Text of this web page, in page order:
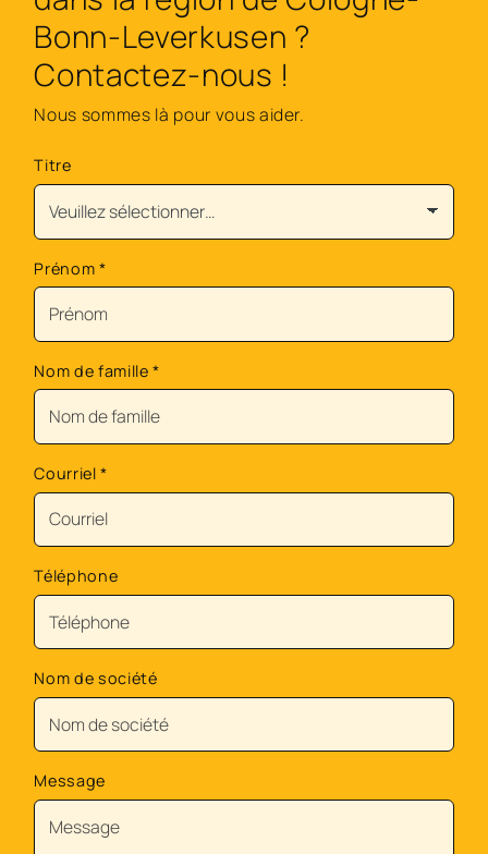
Bonn-Leverkusen ?
Contactez-nous !
Nous sommes là pour vous aider.
Titre
Prénom *
Nom de famille*
Courriel*
Téléphone
Nom de société
Message